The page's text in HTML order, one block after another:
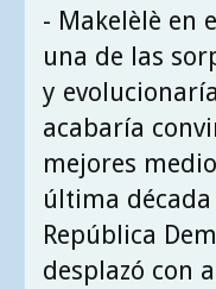
- Makelèlè en
una de las
y
acabaría
mejores
última
República
desplazó con